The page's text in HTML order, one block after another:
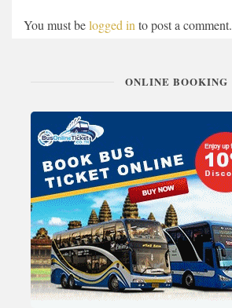
You must belogged in to post a comment.
ONLINE BOOKING